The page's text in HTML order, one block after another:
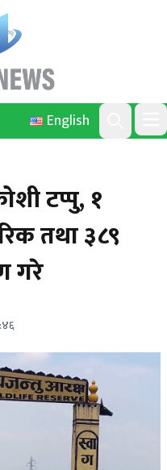
English
Search
टप्पु, १
तथा ३८९
गरे